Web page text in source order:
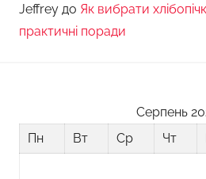
Jeffrey до Як вибрати
практичні поради
Серпень
Пн
Вт Ср Чт